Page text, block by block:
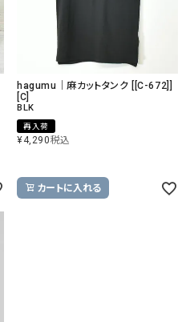
hagumu｜麻カットタンク [[C-672]]
[C]
BLK
再入荷
¥4,290税込
カートに入れる